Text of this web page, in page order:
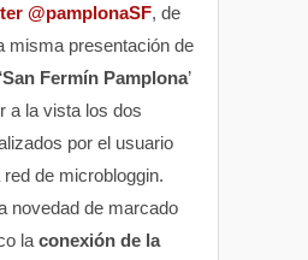
@pamplonaSF, de
misma presentación de
San Fermín Pamplona’
a la vista los dos
por el usuario
de microbloggin.
novedad de marcado
la conexión de la